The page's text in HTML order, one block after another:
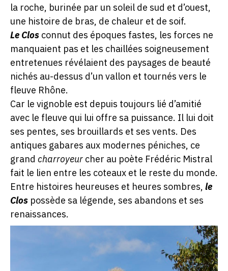
la roche, burinée par un soleil de sud et d’ouest,
une histoire de bras, de chaleur et de soif.
Le Clos connut des époques fastes, les forces ne
manquaient pas et les chaillées soigneusement
entretenues révélaient des paysages de beauté
nichés au-dessus d’un vallon et tournés vers le
fleuve Rhône.
Car le vignoble est depuis toujours lié d’amitié
avec le fleuve qui lui offre sa puissance. Il lui doit
ses pentes, ses brouillards et ses vents. Des
antiques gabares aux modernes péniches, ce
grand charroyeur cher au poète Frédéric Mistral
fait le lien entre les coteaux et le reste du monde.
Entre histoires heureuses et heures sombres, le
Clos possède sa légende, ses abandons et ses
renaissances.